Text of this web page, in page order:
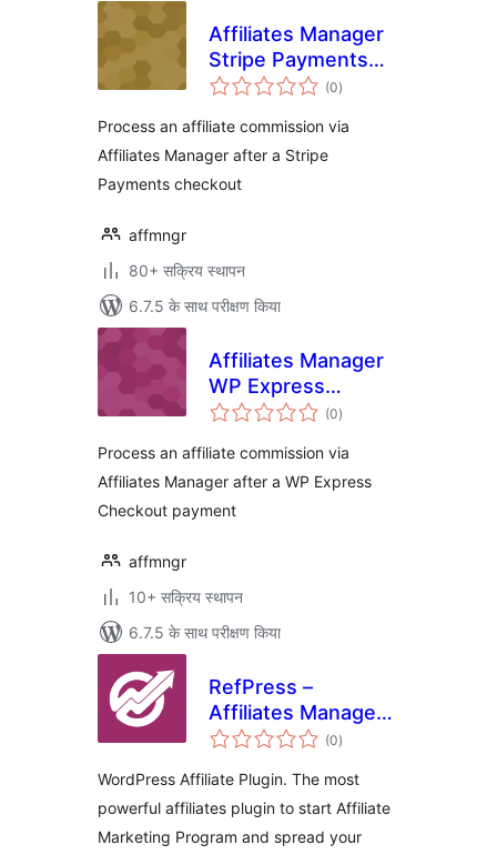
Affiliates Manager
Stripe Payments
Integration
(0कुल
दर)
Process an affiliate commission via
Affiliates Manager after a Stripe
Payments checkout
affmngr
80+ सक्रिय स्थापन
6.7.5 के साथ परीक्षण किया
Affiliates Manager
WP Express
Checkout
(0कुल
दर)
Process an affiliate commission via
Affiliates Manager after a WP Express
Checkout payment
affmngr
10+ सक्रिय स्थापन
6.7.5 के साथ परीक्षण किया
RefPress –
Affiliates Manager
Plugin
(0कुल
दर)
WordPress Affiliate Plugin. The most
powerful affiliates plugin to start Affiliate
Marketing Program and spread your